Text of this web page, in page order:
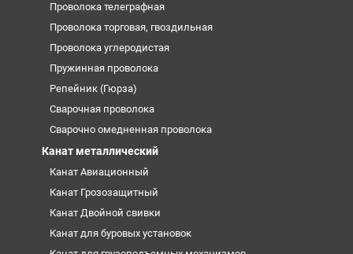
Проволока телеграфная
Проволока торговая, гвоздильная
Проволока углеродистая
Пружинная проволока
Репейник (Гюрза)
Сварочная проволока
Сварочно омедненная проволока
Канат металлический
Канат Авиационный
Канат Грозозащитный
Канат Двойной свивки
Канат для буровых установок